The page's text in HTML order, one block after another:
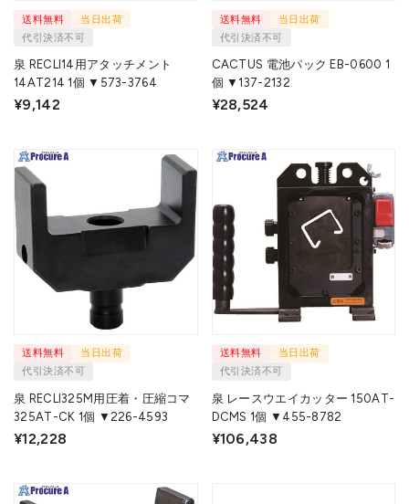
送料無料
当日出荷
代引決済不可
泉 RECLI14用アタッチメント
14AT214 1個 ▼573-3764
¥9,142
送料無料
当日出荷
代引決済不可
CACTUS 電池パック EB-0600 1
個 ▼137-2132
¥28,524
送料無料
当日出荷
代引決済不可
泉 RECLI325M用圧着・圧縮コマ
325AT-CK 1個 ▼226-4593
¥12,228
送料無料
当日出荷
代引決済不可
泉 レースウエイカッター 150AT-
DCMS 1個 ▼455-8782
¥106,438